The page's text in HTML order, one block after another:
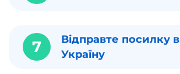
7
Відправте посилку в
Україну